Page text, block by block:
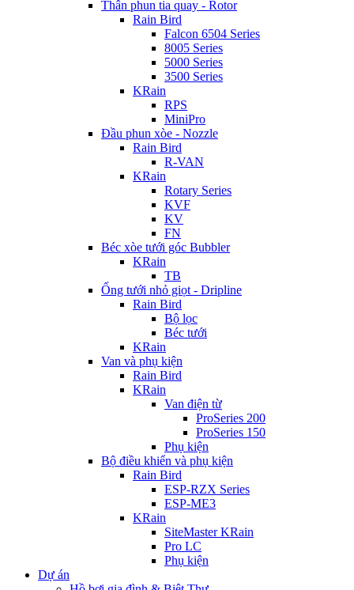
Thân phun tia quay - Rotor
Rain Bird
Falcon 6504 Series
8005 Series
5000 Series
3500 Series
KRain
RPS
MiniPro
Đầu phun xòe - Nozzle
Rain Bird
R-VAN
KRain
Rotary Series
KVF
KV
FN
Béc xòe tưới góc Bubbler
KRain
TB
Ống tưới nhỏ giọt - Dripline
Rain Bird
Bộ lọc
Béc tưới
KRain
Van và phụ kiện
Rain Bird
KRain
Van điện từ
ProSeries 200
ProSeries 150
Phụ kiện
Bộ điều khiển và phụ kiện
Rain Bird
ESP-RZX Series
ESP-ME3
KRain
SiteMaster KRain
Pro LC
Phụ kiện
Dự án